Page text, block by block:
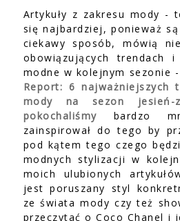
Artykuły z zakresu mody -
się najbardziej, ponieważ
ciekawy sposób, mówią
obowiązujących trendach
modne w kolejnym sezonie
Report: 6 najważniejszych
mody na sezon jesień-
pokochaliśmy bardzo
zainspirował do tego by
pod kątem tego czego
modnych stylizacji w
moich ulubionych
jest poruszany styl
ze świata mody czy też
przeczytać o Coco Chanel i